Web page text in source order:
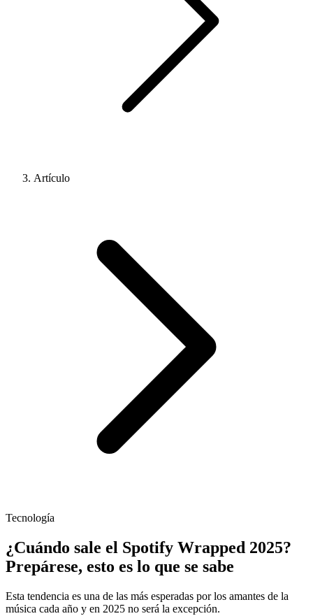
Artículo
Tecnología
¿Cuándo sale el Spotify Wrapped 2025?
Prepárese, esto es lo que se sabe
Esta tendencia es una de las más esperadas por los amantes de la
música cada año y en 2025 no será la excepción.